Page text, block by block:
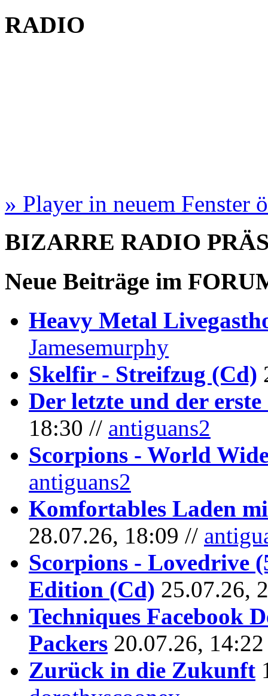
RADIO
» Player in neuem Fenster
BIZARRE RADIO
Neue Beiträge im
Heavy Metal
Jamesemurphy
Skelfir - Streifzug (Cd)
Der letzte und der erste
18:30 // antiguans2
Scorpions - World
antiguans2
Komfortables Laden
28.07.26, 18:09 //
Scorpions - Lovedrive
Edition (Cd) 25.07.26,
Techniques Facebook
Packers 20.07.26,
Zurück in die Zukunft